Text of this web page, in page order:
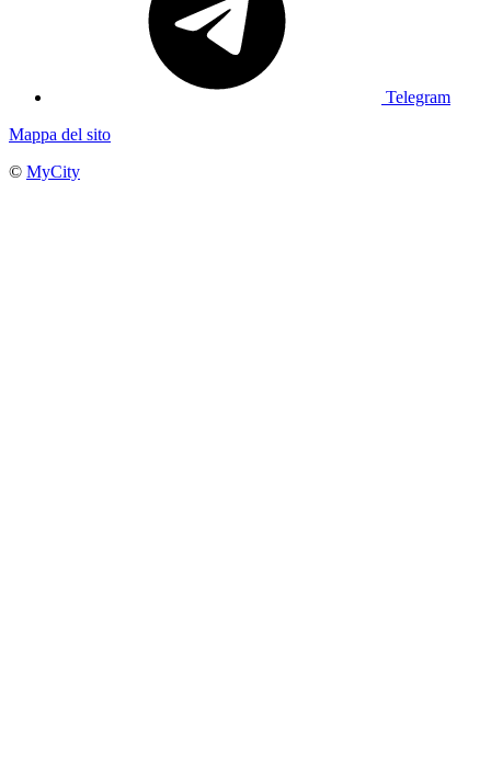
Telegram
Mappa del sito
© MyCity